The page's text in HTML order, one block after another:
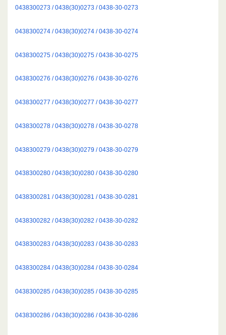
0438300273 / 0438(30)0273 / 0438-30-0273
0438300274 / 0438(30)0274 / 0438-30-0274
0438300275 / 0438(30)0275 / 0438-30-0275
0438300276 / 0438(30)0276 / 0438-30-0276
0438300277 / 0438(30)0277 / 0438-30-0277
0438300278 / 0438(30)0278 / 0438-30-0278
0438300279 / 0438(30)0279 / 0438-30-0279
0438300280 / 0438(30)0280 / 0438-30-0280
0438300281 / 0438(30)0281 / 0438-30-0281
0438300282 / 0438(30)0282 / 0438-30-0282
0438300283 / 0438(30)0283 / 0438-30-0283
0438300284 / 0438(30)0284 / 0438-30-0284
0438300285 / 0438(30)0285 / 0438-30-0285
0438300286 / 0438(30)0286 / 0438-30-0286